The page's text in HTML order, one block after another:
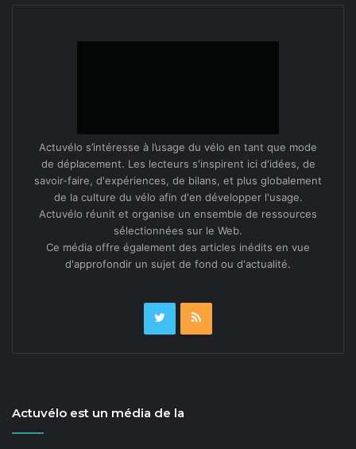
Actuvélo s’intéresse à l’usage du vélo en tant que mode
de déplacement. Les lecteurs s'inspirent ici d'idées, de
savoir-faire, d'expériences, de bilans, et plus globalement
de la culture du vélo afin d'en développer l'usage.
Actuvélo réunit et organise un ensemble de ressources
sélectionnées sur le Web.
Ce média offre également des articles inédits en vue
d'approfondir un sujet de fond ou d'actualité.
Actuvélo est un média de la